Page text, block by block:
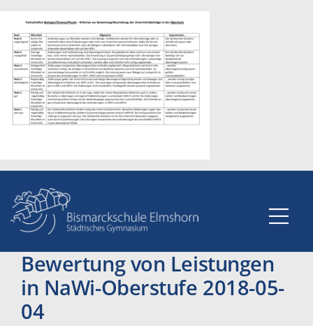
Inhalt
springen
Bewertung von Leistungen
in NaWi-Oberstufe 2018-05-
04